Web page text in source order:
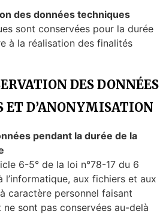
des données techniques
sont conservées pour la durée
à la réalisation des finalités
DES DONNÉES
ET D’ANONYMISATION
pendant la durée de la
6-5° de la loi n°78-17 du 6
l’informatique, aux fichiers et aux
caractère personnel faisant
ne sont pas conservées au-delà